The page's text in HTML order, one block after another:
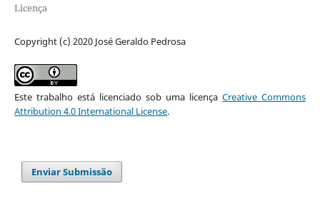
Licença
Copyright (c) 2020 José Geraldo Pedrosa
Este trabalho está licenciado sob uma licençaCreative Commons
Attribution 4.0 International License.
Enviar Submissão